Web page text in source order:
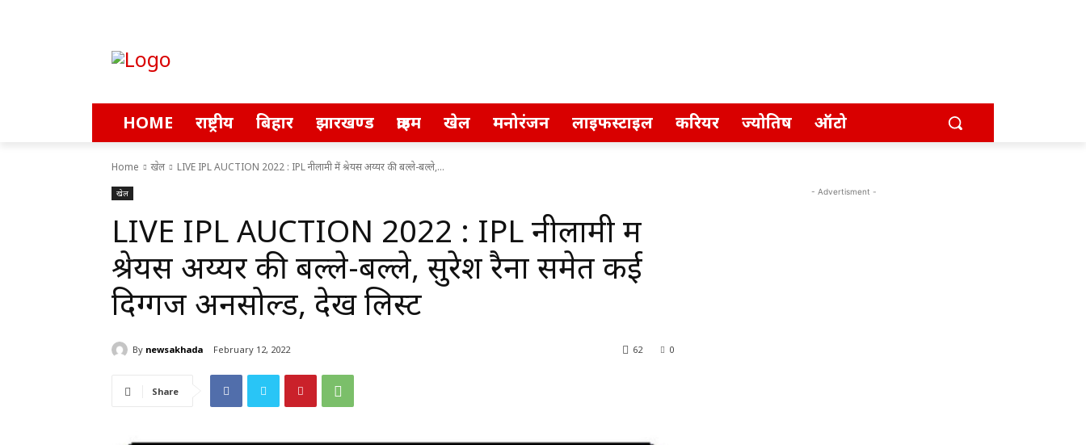
HOME राष्ट्रीय बिहार झारखण्ड क्राइम खेल मनोरंजन लाइफस्टाइल करियर ज्योतिष ऑटो
Home खेल LIVE IPL AUCTION 2022 : IPL नीलामी में श्रेयस अय्यर की बल्ले-बल्ले,...
खेल
LIVE IPL AUCTION 2022 : IPL नीलामी में
श्रेयस अय्यर की बल्ले-बल्ले, सुरेश रैना समेत कई
दिग्गज अनसोल्ड, देखें लिस्ट
By newsakhada February 12, 2022 0
62
Share
- Advertisment -